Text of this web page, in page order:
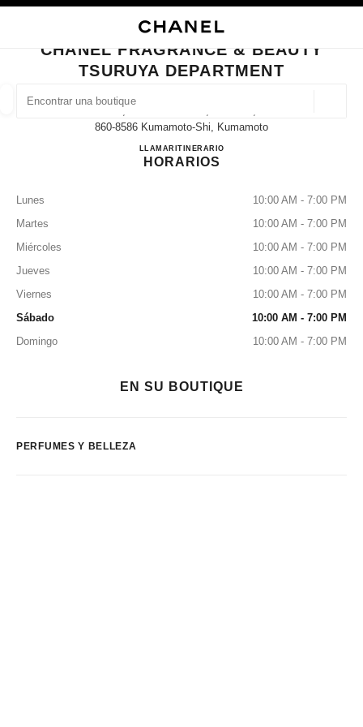
BUSCAR UNA BOUTIQUE
las sugerencias se muestran debajo de esta barra de búsqueda
0 Sugerencias disponibles
CERRAR TARJETA DE BOUTIQUE CHANEL FRAGRANCE & BEAUTY
CHANEL FRAGRANCE & BEAUTY
TSURUYA DEPARTMENT
6-1, Tedorihon-Machi, Chuo-Ku,
860-8586 Kumamoto-Shi, Kumamoto
LLAMAR096-326-2356
ITINERARIOCHANEL FRAGRANCE &
HORARIOS
Lunes
10:00 AM - 7:00 PM
Martes
10:00 AM - 7:00 PM
Miércoles
10:00 AM - 7:00 PM
Jueves
10:00 AM - 7:00 PM
Viernes
10:00 AM - 7:00 PM
Sábado
10:00 AM - 7:00 PM
Domingo
10:00 AM - 7:00 PM
EN SU BOUTIQUE
PERFUMES Y BELLEZA
RELOJERÍA Y JOYERÍA